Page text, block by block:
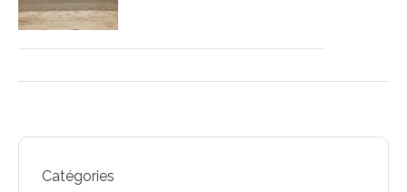
Catégories